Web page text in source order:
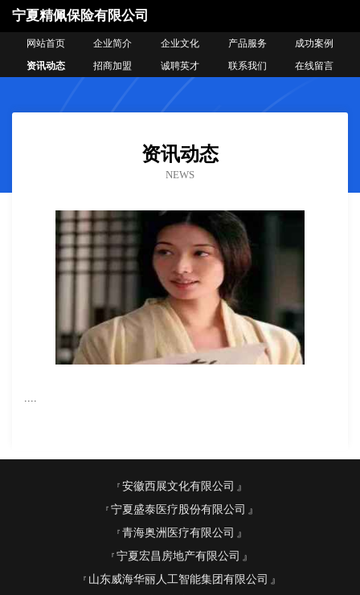
宁夏精佩保险有限公司
网站首页 企业简介 企业文化 产品服务
成功案例
资讯动态
招商加盟 诚聘英才 联系我们 在线留言
资讯动态
NEWS
....
安徽西展文化有限公司
宁夏盛泰医疗股份有限公司
青海奥洲医疗有限公司
宁夏宏昌房地产有限公司
山东威海华丽人工智能集团有限公司